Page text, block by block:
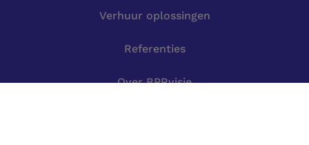
Verhuur oplossingen
Referenties
Over BPRvisie